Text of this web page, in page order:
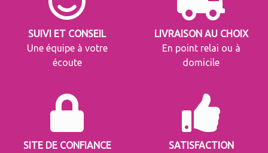
SUIVI ET CONSEIL
Une équipe à votre
écoute
LIVRAISON AU CHOIX
En point relai ou à
domicile
SITE DE CONFIANCE
SATISFACTION